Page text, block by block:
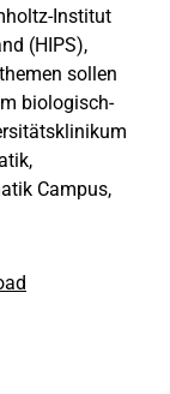
Institut
(HIPS),
sollen
biologisch-
Campus,